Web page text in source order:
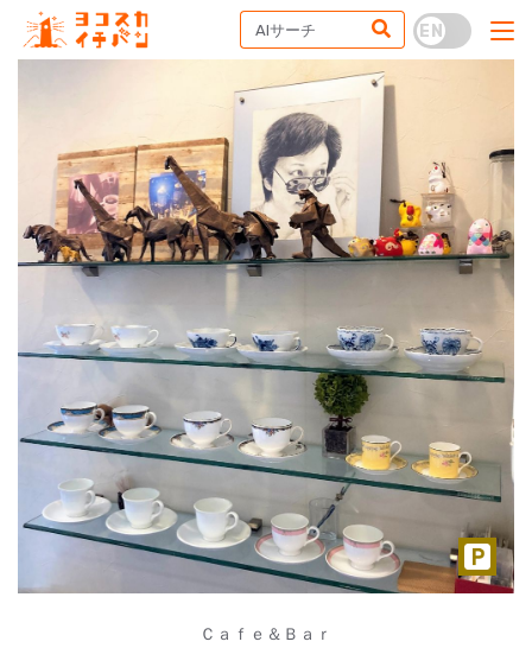
Ｃａｆｅ＆Ｂａｒ